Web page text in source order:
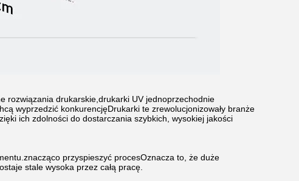
rozwiązania drukarskie,drukarki UV jednoprzechodnie
wyprzedzić konkurencjęDrukarki te zrewolucjonizowały branże
ich zdolności do dostarczania szybkich, wysokiej jakości
przyspieszyć procesOznacza to, że duże
stale wysoka przez całą pracę.